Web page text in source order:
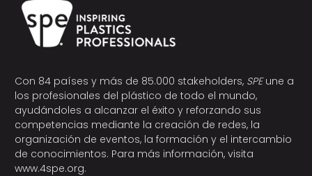
Con 84 países y más de 85.000 stakeholders, SPEune a
los profesionales del plástico de todo el mundo,
ayudándoles a alcanzar el éxito y reforzando sus
competencias mediante la creación de redes, la
organización de eventos, la formación y el intercambio
de conocimientos. Para más información, visita
www.4spe.org.